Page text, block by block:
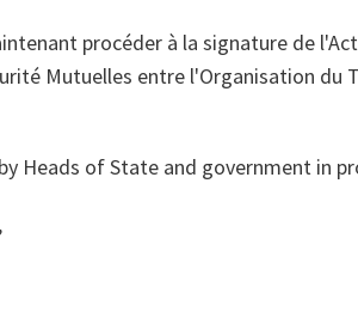
procéder à la signature de
Mutuelles entre l'Organisation
Heads of State and government in